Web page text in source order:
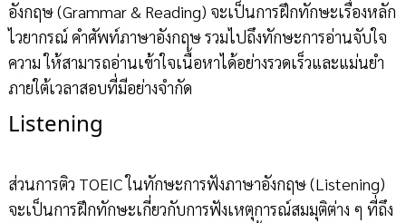
อังกฤษ (Grammar & Reading) จะเป็นการฝึกทักษะเรื่องหลัก
ไวยากรณ์ คำศัพท์ภาษาอังกฤษ รวมไปถึงทักษะการอ่านจับใจ
ความ ให้สามารถอ่านเข้าใจเนื้อหาได้อย่างรวดเร็วและแม่นยำ
ภายใต้เวลาสอบที่มีอย่างจำกัด
Listening
ส่วนการติว TOEIC ในทักษะการฟังภาษาอังกฤษ (Listening)
จะเป็นการฝึกทักษะเกี่ยวกับการฟังเหตุการณ์สมมุติต่าง ๆ ที่ถึง